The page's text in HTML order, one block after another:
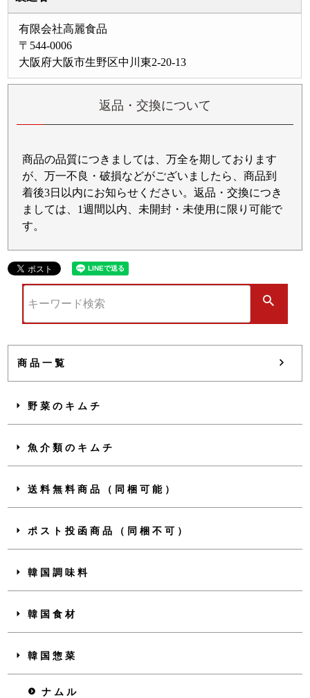
商品一覧
野菜のキムチ
魚介類のキムチ
送料無料商品（同梱可能）
ポスト投函商品（同梱不可）
韓国調味料
韓国食材
韓国惣菜
ナムル
有限会社高麗食品
〒544-0006
大阪府大阪市生野区中川東2-20-13
返品・交換について
商品の品質につきましては、万全を期しております
が、万一不良・破損などがございましたら、商品到
着後3日以内にお知らせください。返品・交換につき
ましては、1週間以内、未開封・未使用に限り可能で
す。